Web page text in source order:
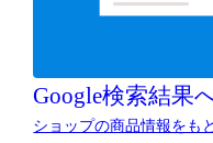
Google検索結果
ショップの商品情報をも